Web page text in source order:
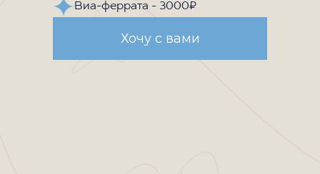
Виа-феррата - 3000₽
Хочу с вами